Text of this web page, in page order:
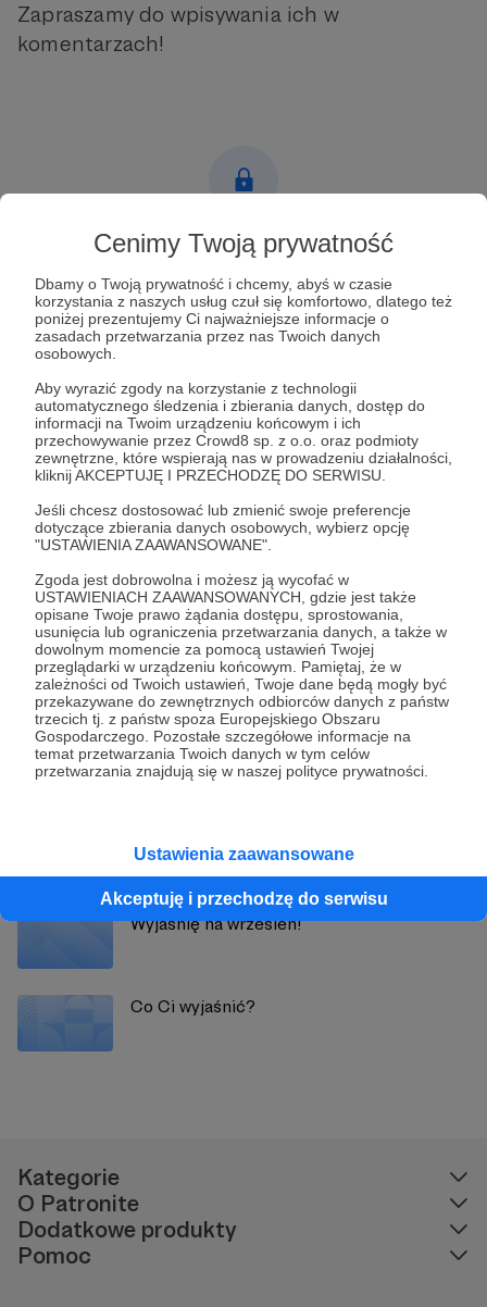
Cenimy Twoją prywatność
Dbamy o Twoją prywatność i chcemy, abyś w czasie
korzystania z naszych usług czuł się komfortowo, dlatego też
poniżej prezentujemy Ci najważniejsze informacje o
zasadach przetwarzania przez nas Twoich danych
osobowych.
Aby wyrazić zgody na korzystanie z technologii
automatycznego śledzenia i zbierania danych, dostęp do
informacji na Twoim urządzeniu końcowym i ich
przechowywanie przez Crowd8 sp. z o.o. oraz podmioty
zewnętrzne, które wspierają nas w prowadzeniu działalności,
kliknij AKCEPTUJĘ I PRZECHODZĘ DO SERWISU.
Jeśli chcesz dostosować lub zmienić swoje preferencje
dotyczące zbierania danych osobowych, wybierz opcję
"USTAWIENIA ZAAWANSOWANE".
Zgoda jest dobrowolna i możesz ją wycofać w
USTAWIENIACH ZAAWANSOWANYCH, gdzie jest także
opisane Twoje prawo żądania dostępu, sprostowania,
usunięcia lub ograniczenia przetwarzania danych, a także w
dowolnym momencie za pomocą ustawień Twojej
przeglądarki w urządzeniu końcowym. Pamiętaj, że w
zależności od Twoich ustawień, Twoje dane będą mogły być
przekazywane do zewnętrznych odbiorców danych z państw
trzecich tj. z państw spoza Europejskiego Obszaru
Gospodarczego. Pozostałe szczegółowe informacje na
temat przetwarzania Twoich danych w tym celów
przetwarzania znajdują się w naszej polityce prywatności.
Ustawienia zaawansowane
Akceptuję i przechodzę do serwisu
Zapraszamy do wpisywania ich w
komentarzach!
Post dostępny tylko dla Patronów
Aby zobaczyć ten materiał musisz być zalogowany
Zostań Patronem
Zaloguj się
Udostępnij
Pozwól, że wyjaśnię!
Zobacz profil autora
Zobacz również
Wyjaśnię na wrzesień!
Co Ci wyjaśnić?
Kategorie
O Patronite
Dodatkowe produkty
Pomoc